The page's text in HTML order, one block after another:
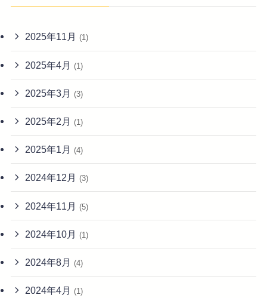
2025年11月 (1)
2025年4月 (1)
2025年3月 (3)
2025年2月 (1)
2025年1月 (4)
2024年12月 (3)
2024年11月 (5)
2024年10月 (1)
2024年8月 (4)
2024年4月 (1)